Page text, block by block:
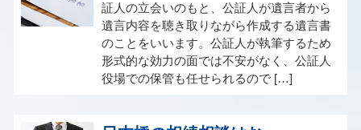
証人の立会いのもと、公証人が遺言者から
遺言内容を聴き取りながら作成する遺言書
のことをいいます。公証人が執筆するため
形式的な効力の面では不安がなく、公証人
役場での保管も任せられるので […]